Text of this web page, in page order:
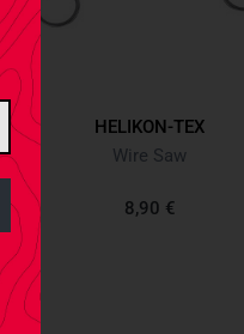
HELIKON-TEX
Wire Saw
8,90 €